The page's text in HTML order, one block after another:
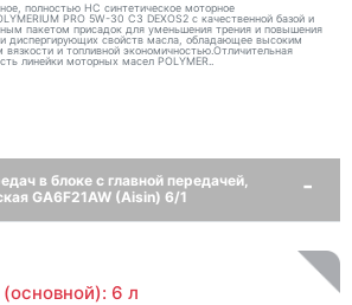
полностью HC синтетическое моторное
PRO 5W-30 C3 DEXOS2 с качественной базой и
пакетом присадок для уменьшения трения и повышения
диспергирующих свойств масла, обладающее высоким
вязкости и топливной экономичностью.Отличительная
линейки моторных масел POLYMER..
в блоке с главной передачей,
GA6F21AW (Aisin) 6/1
6 л